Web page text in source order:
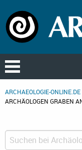
ARCHAEOLOGIE-ONLINE.DE
ARCHÄOLOGEN GRABEN